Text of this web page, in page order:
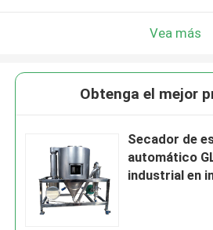
Vea más
Obtenga el mejor
Secador de
automático
industrial en